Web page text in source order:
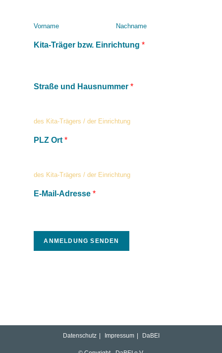
Vorname Nachname
Kita-Träger bzw. Einrichtung*
Straße und Hausnummer*
des Kita-Trägers / der Einrichtung
PLZ Ort*
des Kita-Trägers / der Einrichtung
E-Mail-Adresse*
ANMELDUNG SENDEN
Datenschutz Impressum DaBEI